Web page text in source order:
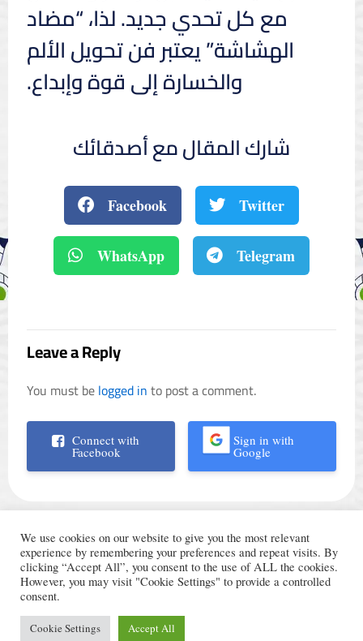
مع كل تحدي جديد. لذا، “مضاد
الهشاشة” يعتبر فن تحويل الألم
والخسارة إلى قوة وإبداع.
شارك المقال مع أصدقائك
Facebook Twitter
WhatsApp Telegram
Leave a Reply
You must belogged into post a comment.
Connect with
Facebook
Sign in with
Google
© Trading Arabic 2024
الأحكام والشروط
سياسة الخصوصية
We use cookies on our website to give you the most relevant
experience by remembering your preferences and repeat visits. By
clicking “Accept All”, you consent to the use of ALL the cookies.
However, you may visit "Cookie Settings" to provide a controlled
consent.
Cookie Settings Accept All